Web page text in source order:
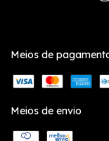
Meios de
Meios de envio